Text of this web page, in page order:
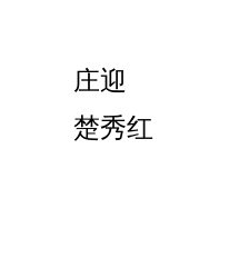
庄迎
楚秀红